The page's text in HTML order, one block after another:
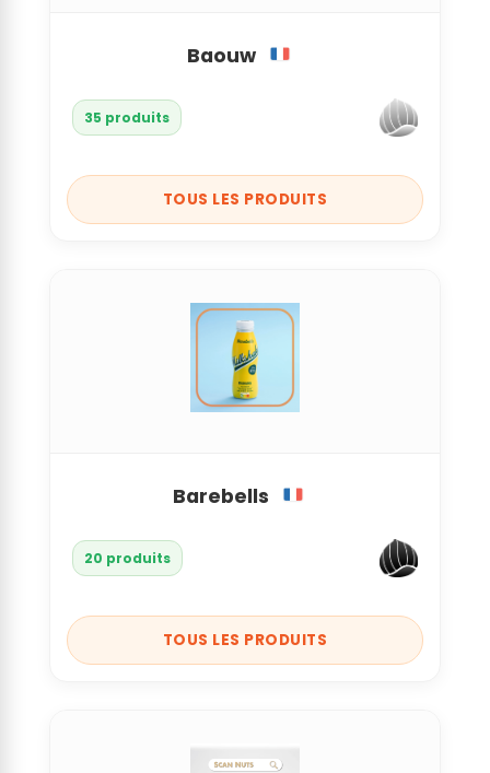
Baouw
35 produits
TOUS LES PRODUITS
Barebells
20 produits
TOUS LES PRODUITS